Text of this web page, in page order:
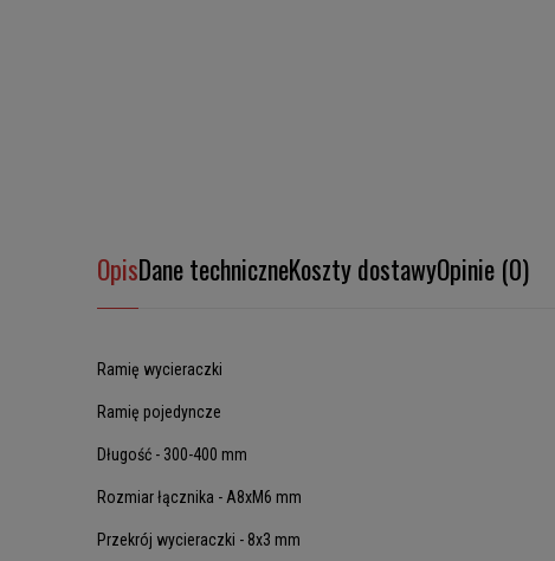
OpisDane techniczneKoszty dostawyOpinie (0)
Ramię wycieraczki
Ramię pojedyncze
Długość - 300-400 mm
Rozmiar łącznika - A8xM6 mm
Przekrój wycieraczki - 8x3 mm